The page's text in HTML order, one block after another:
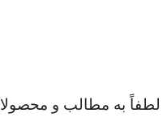
لطفاً به مطالب و